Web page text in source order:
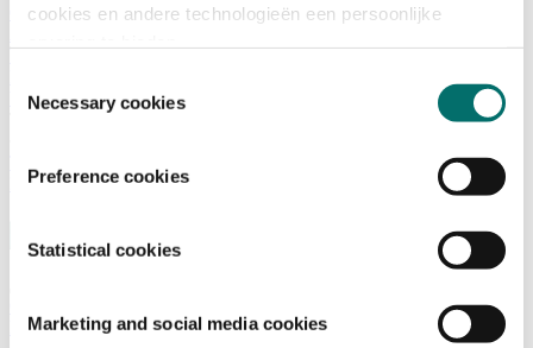
cookies en andere technologieën een persoonlijke
Necessary cookies
Preference cookies
Statistical cookies
Marketing and social media cookies
Contact
Waarom Horecava
Vacatures
Ticket kopen voor Horecava
NIEUWSBRIEF
Perskamer